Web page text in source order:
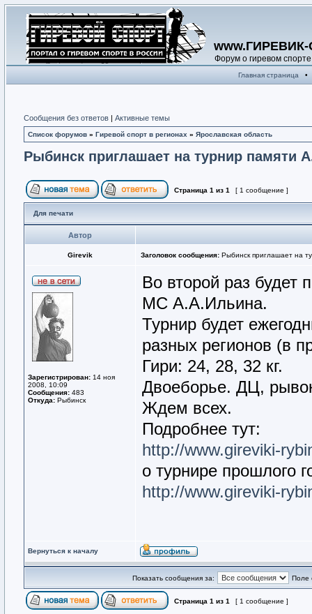
Форум о гиревом спорте
Главная страница •
Сообщения без ответов | Активные темы
Список форумов » Гиревой спорт в регионах » Ярославская область
Рыбинск приглашает на турнир памяти
Страница 1 из 1 [ 1 сообщение ]
Для печати
Автор
Girevik Заголовок сообщения: Рыбинск приглашает на
Зарегистрирован: 14 ноя
2008, 10:09
Сообщения: 483
Откуда: Рыбинск
Во второй раз будет
МС А.А.Ильина.
Турнир будет
разных регионов (в
Гири: 24, 28, 32 кг.
Двоеборье. ДЦ,
Ждем всех.
Подробнее тут:
http://www.gireviki-
о турнире прошлого
http://www.gireviki-
Вернуться к началу
Показать сообщения за: Поле
Страница 1 из 1 [ 1 сообщение ]